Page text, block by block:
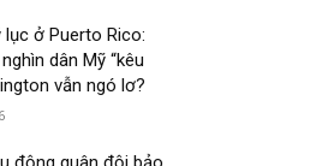
lục ở Puerto Rico:
dân Mỹ “kêu
vẫn ngó lơ?